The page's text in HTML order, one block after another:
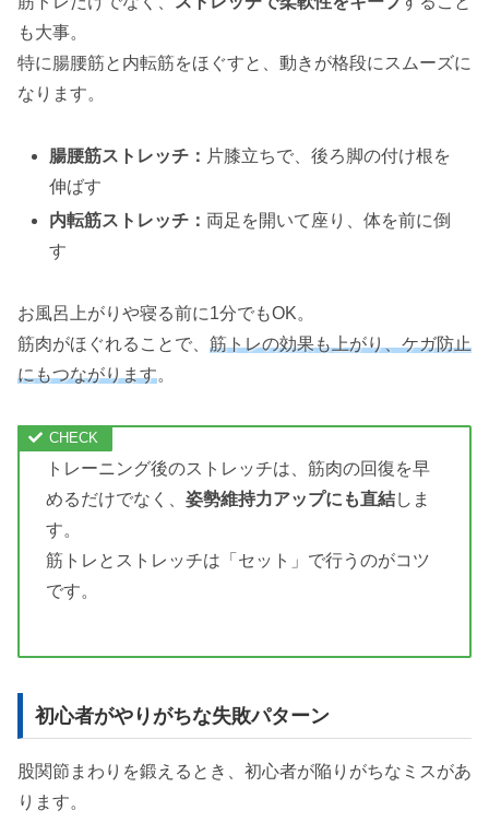
も大事。
特に腸腰筋と内転筋をほぐすと、動きが格段にスムーズに
なります。
腸腰筋ストレッチ： 片膝立ちで、後ろ脚の付け根を
伸ばす
内転筋ストレッチ： 両足を開いて座り、体を前に倒
す
お風呂上がりや寝る前に1分でもOK。
筋肉がほぐれることで、 筋トレの効果も上がり、ケガ防止
にもつながります。
トレーニング後のストレッチは、筋肉の回復を早
めるだけでなく、 姿勢維持力アップにも直結しま
す。
筋トレとストレッチは「セット」で行うのがコツ
です。
初心者がやりがちな失敗パターン
股関節まわりを鍛えるとき、初心者が陥りがちなミスがあ
ります。